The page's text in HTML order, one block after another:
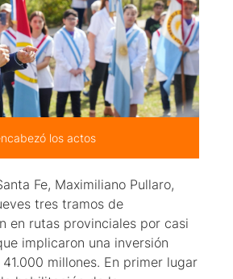
los actos
Fe, Maximiliano Pullaro,
tres tramos de
en rutas provinciales por casi
implicaron una inversión
millones. En primer lugar